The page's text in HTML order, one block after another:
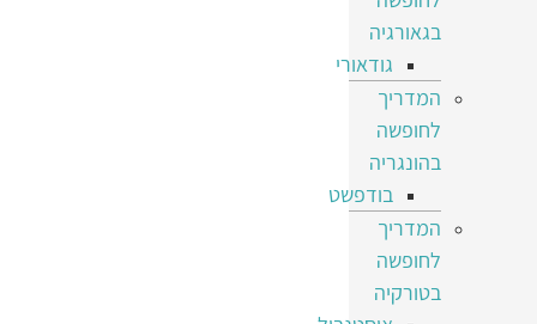
בגאורגיה
גודאורי
המדריך
לחופשה
בהונגריה
בודפשט
המדריך
לחופשה
בטורקיה